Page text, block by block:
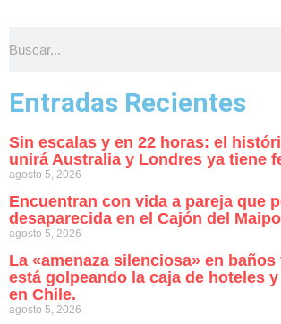
Entradas Recientes
Sin escalas y en 22 horas: el
unirá Australia y Londres ya tiene
agosto 5, 2026
Encuentran con vida a pareja que
desaparecida en el Cajón del Maipo
agosto 5, 2026
La «amenaza silenciosa» en
está golpeando la caja de hoteles
en Chile.
agosto 5, 2026